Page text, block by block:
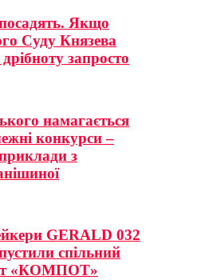
Якщо
Суду Князева
запросто
намагається
конкурси –
з
GERALD 032
спільний
«КОМПОТ»